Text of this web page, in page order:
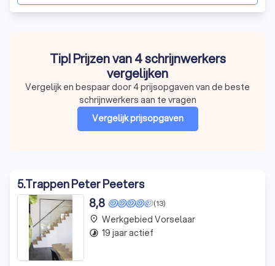
Tip! Prijzen van 4 schrijnwerkers
vergelijken
Vergelijk en bespaar door 4 prijsopgaven van de beste
schrijnwerkers aan te vragen
Vergelijk prijsopgaven
5.Trappen Peter Peeters
(13)
8,8
place Werkgebied Vorselaar
timelapse 19 jaar actief